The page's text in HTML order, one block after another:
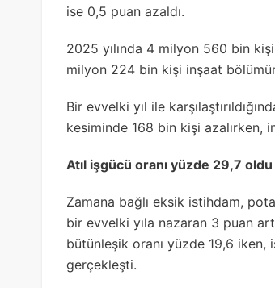
ise 0,5 puan azaldı.
2025 yılında 4 milyon 560 bin
milyon 224 bin kişi inşaat
Bir evvelki yıl ile
kesiminde 168 bin kişi azalırken,
Atıl işgücü oranı yüzde 29,7 oldu
Zamana bağlı eksik istihdam,
bir evvelki yıla nazaran 3 puan
bütünleşik oranı yüzde 19,6
gerçekleşti.